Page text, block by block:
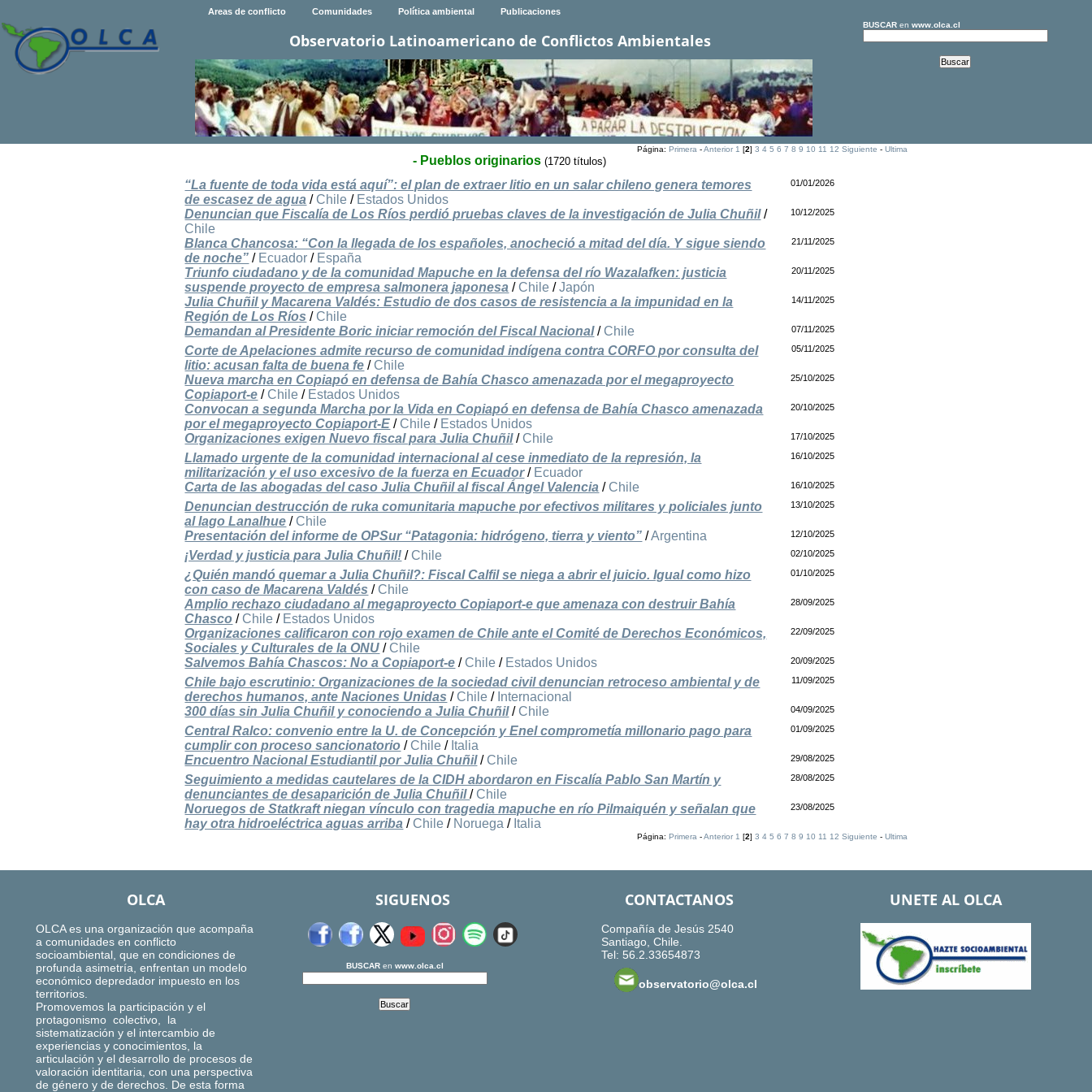
Areas de conflicto Comunidades Política ambiental Publicaciones
Observatorio Latinoamericano de Conflictos Ambientales
BUSCARen www.olca.cl
Página: Primera-Anterior 1 [2] 3 4 5 6 7 8 9 10 11 12 Siguiente - Ultima
- Pueblos originarios (1720 títulos)
“La fuente de toda vida está aquí”: el plan de extraer litio en un salar chileno genera temores
de escasez de agua / Chile / Estados Unidos
01/01/2026
Denuncian que Fiscalía de Los Ríos perdió pruebas claves de la investigación de Julia Chuñil/
Chile
10/12/2025
Blanca Chancosa: “Con la llegada de los españoles, anocheció a mitad del día. Y sigue siendo
de noche” / Ecuador / España
21/11/2025
Triunfo ciudadano y de la comunidad Mapuche en la defensa del río Wazalafken: justicia
suspende proyecto de empresa salmonera japonesa / Chile /Japón
20/11/2025
Julia Chuñil y Macarena Valdés: Estudio de dos casos de resistencia a la impunidad en la
Región de Los Ríos / Chile
14/11/2025
Demandan al Presidente Boric iniciar remoción del Fiscal Nacional/ Chile 07/11/2025
Corte de Apelaciones admite recurso de comunidad indígena contra CORFO por consulta del
litio: acusan falta de buena fe / Chile
05/11/2025
Nueva marcha en Copiapó en defensa de Bahía Chasco amenazada por el megaproyecto
Copiaport-e / Chile / Estados Unidos
25/10/2025
Convocan a segunda Marcha por la Vida en Copiapó en defensa de Bahía Chasco amenazada
por el megaproyecto Copiaport-E / Chile / Estados Unidos
20/10/2025
Organizaciones exigen Nuevo fiscal para Julia Chuñil/ Chile 17/10/2025
Llamado urgente de la comunidad internacional al cese inmediato de la represión, la
militarización y el uso excesivo de la fuerza en Ecuador/ Ecuador
16/10/2025
Carta de las abogadas del caso Julia Chuñil al fiscal Ángel Valencia / Chile 16/10/2025
Denuncian destrucción de ruka comunitaria mapuche por efectivos militares y policiales junto
al lago Lanalhue / Chile
13/10/2025
Presentación del informe de OPSur “Patagonia: hidrógeno, tierra y viento” /Argentina 12/10/2025
¡Verdad y justicia para Julia Chuñil! / Chile 02/10/2025
¿Quién mandó quemar a Julia Chuñil?: Fiscal Calfil se niega a abrir el juicio. Igual como hizo
con caso de Macarena Valdés / Chile
01/10/2025
Amplio rechazo ciudadano al megaproyecto Copiaport-e que amenaza con destruir Bahía
Chasco / Chile / Estados Unidos
28/09/2025
Organizaciones calificaron con rojo examen de Chile ante el Comité de Derechos Económicos,
Sociales y Culturales de la ONU / Chile
22/09/2025
Salvemos Bahía Chascos: No a Copiaport-e / Chile / Estados Unidos 20/09/2025
Chile bajo escrutinio: Organizaciones de la sociedad civil denuncian retroceso ambiental y de
derechos humanos, ante Naciones Unidas / Chile / Internacional
11/09/2025
300 días sin Julia Chuñil y conociendo a Julia Chuñil/ Chile 04/09/2025
Central Ralco: convenio entre la U. de Concepción y Enel comprometía millonario pago para
cumplir con proceso sancionatorio / Chile / Italia
01/09/2025
Encuentro Nacional Estudiantil por Julia Chuñil/ Chile 29/08/2025
Seguimiento a medidas cautelares de la CIDH abordaron en Fiscalía Pablo San Martín y
denunciantes de desaparición de Julia Chuñil/ Chile
28/08/2025
Noruegos de Statkraft niegan vínculo con tragedia mapuche en río Pilmaiquén y señalan que
hay otra hidroeléctrica aguas arriba / Chile / Noruega / Italia
23/08/2025
Página: Primera-Anterior 1 [2] 3 4 5 6 7 8 9 10 11 12 Siguiente - Ultima
OLCA
OLCA es una organización que acompaña
a comunidades en conflicto
socioambiental, que en condiciones de
profunda asimetría, enfrentan un modelo
económico depredador impuesto en los
territorios.
Promovemos la participación y el
protagonismo colectivo, la
sistematización y el intercambio de
experiencias y conocimientos, la
articulación y el desarrollo de procesos de
valoración identitaria, con una perspectiva
de género y de derechos. De esta forma
SIGUENOS
BUSCARen www.olca.cl
CONTACTANOS
Compañía de Jesús 2540
Santiago, Chile.
Tel: 56.2.33654873
observatorio@olca.cl
UNETE AL OLCA